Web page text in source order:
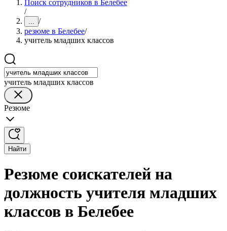
Поиск сотрудников в Белебее
/
... /
резюме в Белебее/
учитель младших классов
учитель младших классов
Резюме
Найти
Резюме соискателей на
должность учителя младших
классов в Белебее